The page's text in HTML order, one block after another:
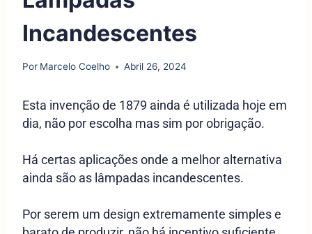
Incandescentes
Por Marcelo Coelho Abril 26, 2024
Esta invenção de 1879 ainda é utilizada hoje em
dia, não por escolha mas sim por obrigação.
Há certas aplicações onde a melhor alternativa
ainda são as lâmpadas incandescentes.
Por serem um design extremamente simples e